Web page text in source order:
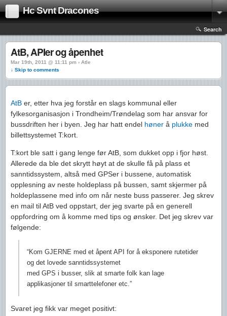
Hc Svnt Dracones
Search
AtB, APIer og åpenhet
Mar 19th, 2011 @ 11:11 pm › Atle
↓ Skip to comments
AtB er, etter hva jeg forstår en slags kommunal eller
fylkesorganisasjon i Trondheim/Trøndelag som har ansvar for
bussdriften her i byen. Jeg har hatt endel høner å plukke med
billettsystemet T:kort.
T:kort ble satt i gang lenge før AtB, som dukket opp i fjor høst.
Allerede da ble det skrytt høyt at de skulle få på plass et
sanntidssystem, altså med GPSer i bussene, automatisk
opplesning av neste holdeplass på bussen, samt skjermer på
holdeplassene med info om når neste buss passerer. Jeg skrev
en mail til AtB ved oppstart, der jeg svarte på en generell
oppfordring om å komme med tips og ønsker. Det jeg skrev var
følgende:
“Kom GJERNE med et åpent API for å eksponere rutetider
og det lovede sanntidssystemet
med GPS i busser, slik at smarte folk kan lage
applikasjoner til smarttelefoner etc.”
Svaret jeg fikk var meget positivt: